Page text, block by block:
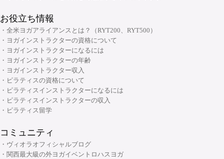
お役立ち情報
・全米ヨガアライアンスとは？（RYT200、RYT500）
・ヨガインストラクターの資格について
・ヨガインストラクターになるには
・ヨガインストラクターの年齢
・ヨガインストラクター収入
・ピラティスの資格について
・ピラティスインストラクターになるには
・ピラティスインストラクターの収入
・ピラティス留学
コミュニティ
・ヴィオラオフィシャルブログ
・関西最大級の外ヨガイベントロハスヨガ